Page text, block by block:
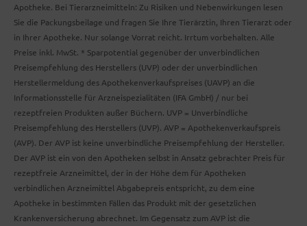
Apotheke. Bei Tierarzneimitteln: Zu Risiken und Nebenwirkungen lesen
Sie die Packungsbeilage und fragen Sie Ihre Tierärztin, Ihren Tierarzt oder
in Ihrer Apotheke. Nur solange Vorrat reicht. Irrtum vorbehalten. Alle
Preise inkl. MwSt. * Sparpotential gegenüber der unverbindlichen
Preisempfehlung des Herstellers (UVP) oder der unverbindlichen
Herstellermeldung des Apothekenverkaufspreises (UAVP) an die
Informationsstelle für Arzneispezialitäten (IFA GmbH) / nur bei
rezeptfreien Produkten außer Büchern. UVP = Unverbindliche
Preisempfehlung des Herstellers (UVP). AVP = Apothekenverkaufspreis
(AVP). Der AVP ist keine unverbindliche Preisempfehlung der Hersteller.
Der AVP ist ein von den Apotheken selbst in Ansatz gebrachter Preis für
rezeptfreie Arzneimittel, der in der Höhe dem für Apotheken
verbindlichen Arzneimittel Abgabepreis entspricht, zu dem eine
Apotheke in bestimmten Fällen das Produkt mit der gesetzlichen
Krankenversicherung abrechnet. Im Gegensatz zum AVP ist die